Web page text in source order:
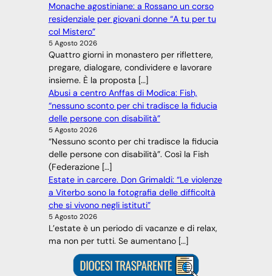
Monache agostiniane: a Rossano un corso
residenziale per giovani donne “A tu per tu
col Mistero”
5 Agosto 2026
Quattro giorni in monastero per riflettere,
pregare, dialogare, condividere e lavorare
insieme. È la proposta […]
Abusi a centro Anffas di Modica: Fish,
“nessuno sconto per chi tradisce la fiducia
delle persone con disabilità”
5 Agosto 2026
“Nessuno sconto per chi tradisce la fiducia
delle persone con disabilità”. Così la Fish
(Federazione […]
Estate in carcere. Don Grimaldi: “Le violenze
a Viterbo sono la fotografia delle difficoltà
che si vivono negli istituti”
5 Agosto 2026
L’estate è un periodo di vacanze e di relax,
ma non per tutti. Se aumentano […]